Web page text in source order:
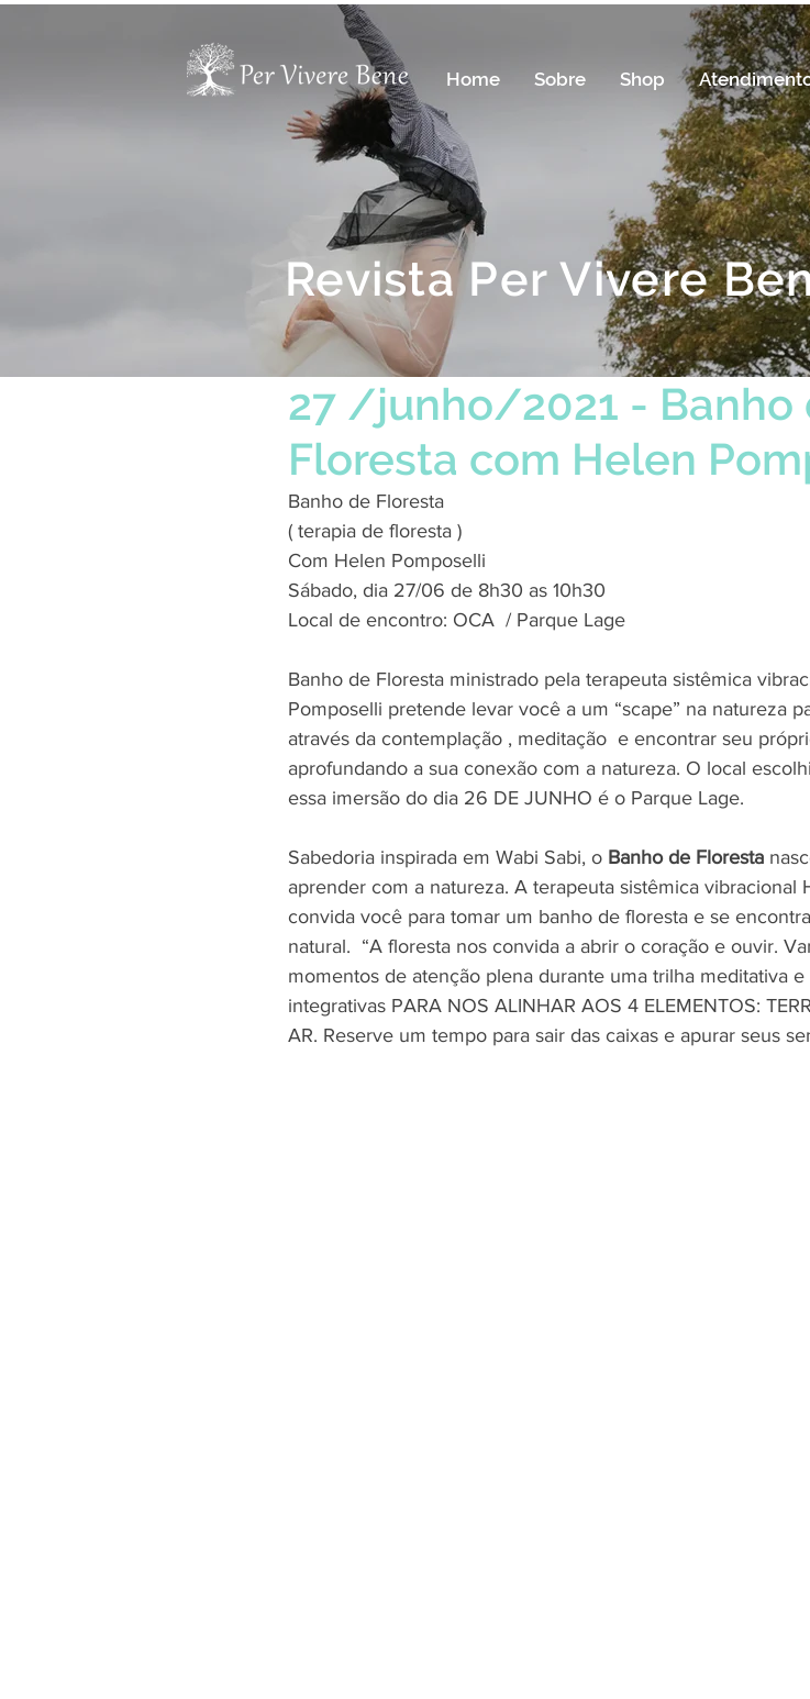
Home
Sobre Shop
27 /junho/2021 - Banho
Floresta com Helen
Banho de Floresta
( terapia de floresta )
Com Helen Pomposelli
Sábado, dia 27/06 de 8h30 as 10h30
Local de encontro: OCA  / Parque Lage
Banho de Floresta ministrado pela terapeuta sistêmica
Pomposelli pretende levar você a um “scape” na natureza
através da contemplação , meditação  e encontrar seu
aprofundando a sua conexão com a natureza. O local
essa imersão do dia 26 DE JUNHO é o Parque Lage.
Sabedoria inspirada em Wabi Sabi, o Banho de Floresta
aprender com a natureza. A terapeuta sistêmica vibracional
convida você para tomar um banho de floresta e se
natural.  “A floresta nos convida a abrir o coração e ouvir.
momentos de atenção plena durante uma trilha meditativa
integrativas PARA NOS ALINHAR AOS 4 ELEMENTOS:
AR. Reserve um tempo para sair das caixas e apurar seus
Revista Per Vivere